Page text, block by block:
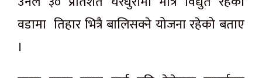
वडामा तिहार भित्रै बालिसक्ने योजना रहेको बताए
।